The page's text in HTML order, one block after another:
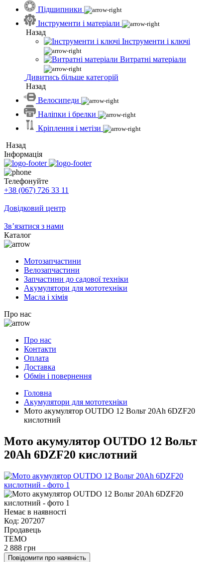
Підшипники
Інструменти і матеріали
Назад
Інструменти і ключі
Витратні матеріали
Дивитись більше категорій
Назад
Велосипеди
Наліпки і брелки
Кріплення і метізи
Назад
Інформація
Телефонуйте
+38 (067) 726 33 11
Довідковий центр
Зв’язатися з нами
Каталог
Мотозапчастини
Велозапчастини
Запчастини до садової техніки
Акумулятори для мототехніки
Масла і хімія
Про нас
Про нас
Контакти
Оплата
Доставка
Обмін і повернення
Головна
Акумулятори для мототехніки
Мото акумулятор OUTDO 12 Вольт 20Ah 6DZF20
кислотний
Мото акумулятор OUTDO 12 Вольт
20Ah 6DZF20 кислотний
Немає в наявності
Код: 207207
Продавець
TEMO
2 888 грн
Повідомити про наявність